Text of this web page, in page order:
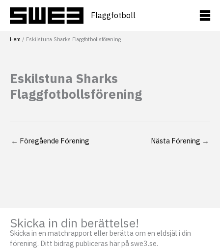
innehåll
Flaggfotboll
Hem Eskilstuna Sharks Flaggfotbollsförening
Eskilstuna Sharks
Flaggfotbollsförening
← Föregående Förening Nästa Förening →
Skicka in din berättelse!
Skicka in en matchrapport eller berätta om en eldsjäl i din
förening. Ditt bidrag publiceras här på swe3.se.